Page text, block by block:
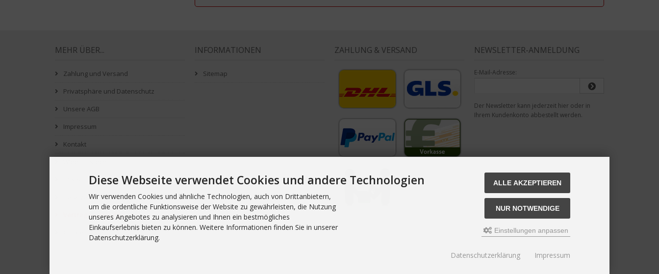
MEHR ÜBER...
Zahlung und Versand
Privatsphäre und Datenschutz
Unsere AGB
Impressum
Kontakt
Lieferzeit
Vertrag widerrufen
Cookie Einstellungen
INFORMATIONEN
Sitemap
ZAHLUNG & VERSAND NEWSLETTER-ANMELDUNG
E-Mail-Adresse:
Der Newsletter kann jederzeit hier oder in
Ihrem Kundenkonto abbestellt werden.
Diese Webseite verwendet Cookies und andere Technologien
Wir verwenden Cookies und ähnliche Technologien, auch von Drittanbietern,
um die ordentliche Funktionsweise der Website zu gewährleisten, die Nutzung
unseres Angebotes zu analysieren und Ihnen ein bestmögliches
Einkaufserlebnis bieten zu können. Weitere Informationen finden Sie in unserer
Datenschutzerklärung.
ALLE AKZEPTIEREN
NUR NOTWENDIGE
Einstellungen anpassen
Datenschutzerklärung Impressum